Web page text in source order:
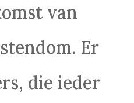
van
Er
die ieder